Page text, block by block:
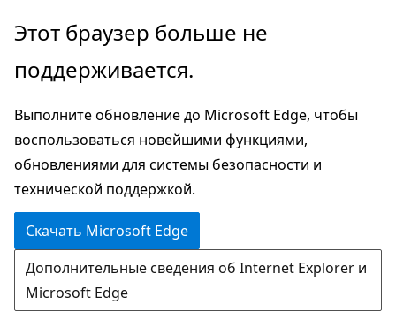
Пропустить
перейти
основному
содержимому
Этот браузер больше не
поддерживается.
Выполните обновление до Microsoft Edge, чтобы
воспользоваться новейшими функциями,
обновлениями для системы безопасности и
технической поддержкой.
Скачать Microsoft Edge
Дополнительные сведения об Internet Explorer и
Microsoft Edge